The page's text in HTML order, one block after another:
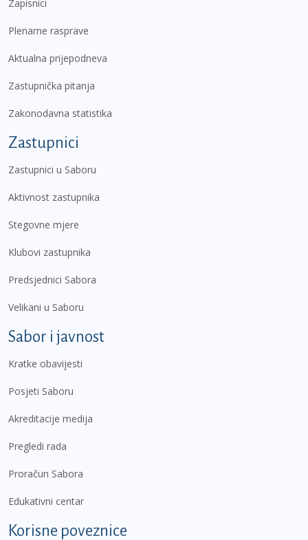
Zapisnici
Plenarne rasprave
Aktualna prijepodneva
Zastupnička pitanja
Zakonodavna statistika
Zastupnici
Zastupnici u Saboru
Aktivnost zastupnika
Stegovne mjere
Klubovi zastupnika
Predsjednici Sabora
Velikani u Saboru
Sabor i javnost
Kratke obavijesti
Posjeti Saboru
Akreditacije medija
Pregledi rada
Proračun Sabora
Edukativni centar
Korisne poveznice